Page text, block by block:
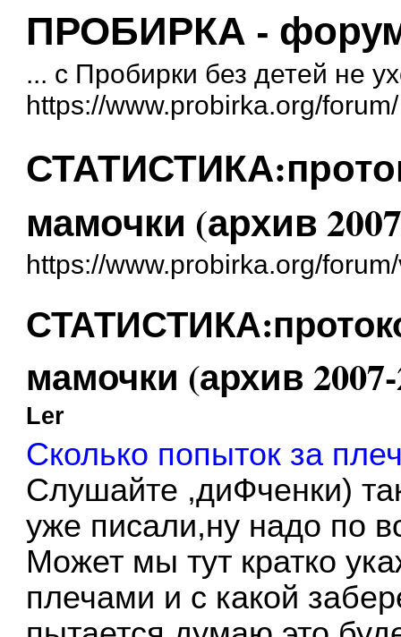
ПРОБИРКА - форум
... с Пробирки без детей не
https://www.probirka.org/forum/
мамочки (архив
https://www.probirka.org/
мамочки (архив 2007-
Ler
Сколько попыток за
Слушайте ,диФченки)
уже писали,ну надо по
Может мы тут кратко
плечами и с какой